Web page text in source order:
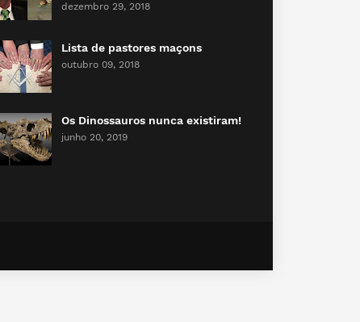
dezembro 29, 2018
Lista de pastores maçons
outubro 09, 2018
Os Dinossauros nunca existiram!
junho 20, 2019